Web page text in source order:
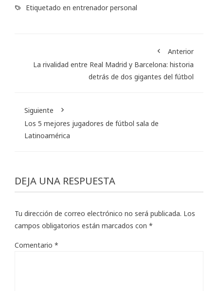
Etiquetado en entrenador personal
Anterior
La rivalidad entre Real Madrid y Barcelona: historia
detrás de dos gigantes del fútbol
Siguiente
Los 5 mejores jugadores de fútbol sala de
Latinoamérica
DEJA UNA RESPUESTA
Tu dirección de correo electrónico no será publicada. Los
campos obligatorios están marcados con *
Comentario *